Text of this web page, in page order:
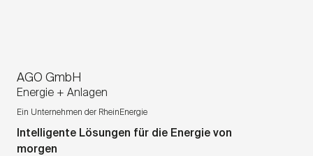
AGO GmbH
Energie + Anlagen
Ein Unternehmen der RheinEnergie
Intelligente Lösungen für die Energie von
morgen